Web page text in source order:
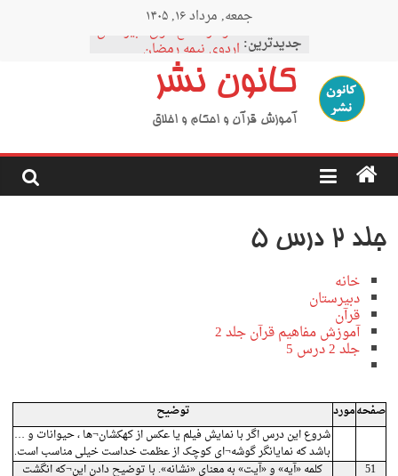
جمعه, مرداد ۱۶, ۱۴۰۵
جدیدترین:
نمودار مقطع فوق دبیرستان
اردوی نیمه رمضان
اردوی نیمه شعبان
اردوی غدیر
اردوی محرم
کانون نشر
آموزش قرآن و احکام و اخلاق
جلد 2 درس 5
خانه
دبیرستان
قرآن
آموزش مفاهیم قرآن جلد 2
جلد 2 درس 5
صفحهمورد
توضیح
شروع این درس اگر با نمایش فیلم یا عکس از کهکشان¬ها ، حیوانات و …
باشد که نمایانگر گوشه¬ای کوچک از عظمت خداست خیلی مناسب است.
51
کلمه «آیه» و «آیت» به معنای «نشانه». با توضیح دادن این¬که انگشت